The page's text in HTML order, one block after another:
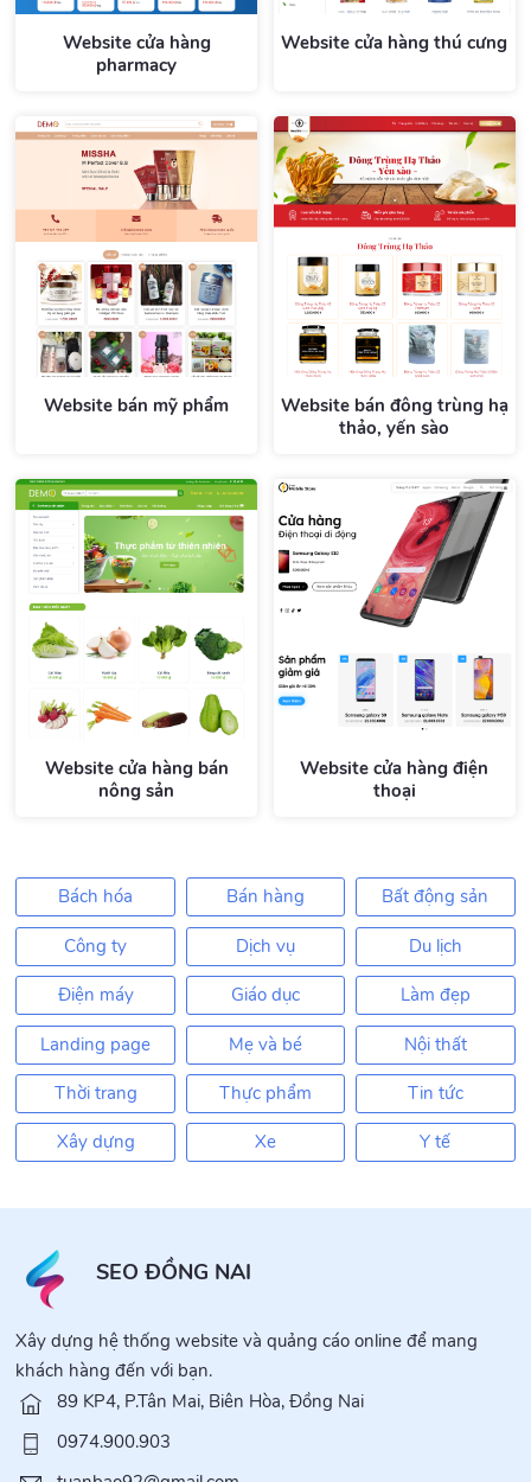
Website cửa hàng
pharmacy
Website cửa hàng thú cưng
Website bán mỹ phẩm
Website bán đông trùng hạ
thảo, yến sào
Website cửa hàng bán
nông sản
Website cửa hàng điện
thoại
Bách hóa Bán hàng Bất động sản
Công ty Dịch vụ Du lịch
Điện máy Giáo dục Làm đẹp
Landing page Mẹ và bé Nội thất
Thời trang Thực phẩm Tin tức
Xây dựng Xe Y tế
SEO ĐỒNG NAI
Xây dựng hệ thống website và quảng cáo online để mang
khách hàng đến với bạn.
89 KP4, P.Tân Mai, Biên Hòa, Đồng Nai
0974.900.903